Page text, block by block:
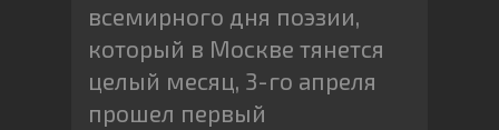
всемирного дня поэзии,
который в Москве тянется
целый месяц, 3-го апреля
прошел первый